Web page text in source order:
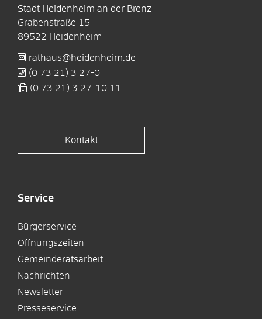
Stadt Heidenheim an der Brenz
Grabenstraße 15
89522 Heidenheim
rathaus@heidenheim.de
(0 73 21) 3 27-0
(0 73 21) 3 27-10 11
Kontakt
Service
Bürgerservice
Öffnungszeiten
Gemeinderatsarbeit
Nachrichten
Newsletter
Presseservice